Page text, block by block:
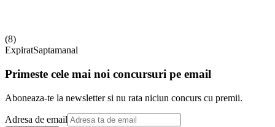
(8)
ExpiratSaptamanal
Primeste cele mai noi concursuri pe email
Aboneaza-te la newsletter si nu rata niciun concurs cu premii.
Adresa de email